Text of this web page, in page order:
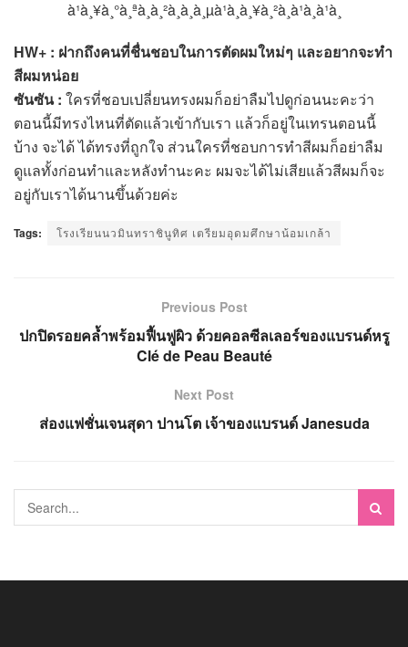
HW+ : ฝากถึงคนที่ชื่นชอบในการตัดผมใหม่ๆ และอยากจะทำ
สีผมหน่อย
ซันซัน : ใครที่ชอบเปลี่ยนทรงผมก็อย่าลืมไปดูก่อนนะคะว่า
ตอนนี้มีทรงไหนที่ตัดแล้วเข้ากับเรา แล้วก็อยู่ในเทรนตอนนี้
บ้าง จะได้ ได้ทรงที่ถูกใจ ส่วนใครที่ชอบการทำสีผมก็อย่าลืม
ดูแลทั้งก่อนทำและหลังทำนะคะ ผมจะได้ไม่เสียแล้วสีผมก็จะ
อยู่กับเราได้นานขึ้นด้วยค่ะ
Tags: โรงเรียนนวมินทราชินูทิศ เตรียมอุดมศึกษาน้อมเกล้า
Previous Post
ปกปิดรอยคล้ำพร้อมฟื้นฟูผิว ด้วยคอลซีลเลอร์ของแบรนด์หรู
Clé de Peau Beauté
Next Post
ส่องแฟชั่นเจนสุดา ปานโต เจ้าของแบรนด์ Janesuda